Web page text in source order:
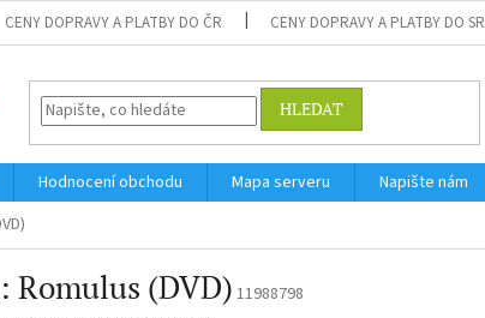
CENY DOPRAVY A PLATBY DO ČR CENY DOPRAVY A PLATBY DO SR
HLEDAT
Hodnocení obchodu Mapa serveru Napište nám
Romulus (DVD) 11988798